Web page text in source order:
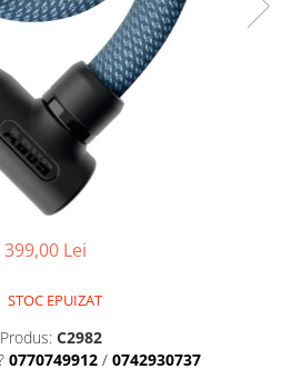
399,00 Lei
STOC EPUIZAT
C2982
0770749912 / 0742930737